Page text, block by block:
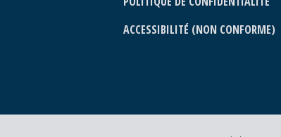
ACCESSIBILITÉ (NON CONFORME)